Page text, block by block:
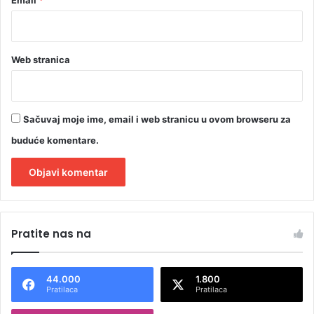
Web stranica
Sačuvaj moje ime, email i web stranicu u ovom browseru za
buduće komentare.
t
n
Pratite nas na
44.000
Pratilaca
1.800
Pratilaca